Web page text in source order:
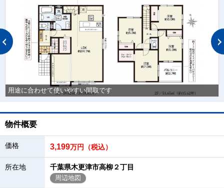
用途に合わせて使いやすい間取です
物件概要
価格 3,199万円（税込）
所在地 千葉県木更津市高柳２丁目
周辺地図